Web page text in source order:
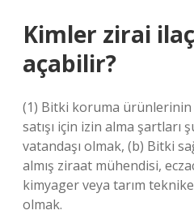
Kimler zirai
açabilir?
(1) Bitki koruma
satışı için izin alma şartları
vatandaşı olmak, (b) Bitki
almış ziraat mühendisi,
kimyager veya tarım
olmak.